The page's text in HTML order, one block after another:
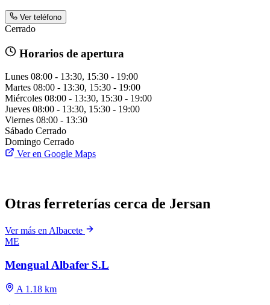
Ver teléfono
Cerrado
Horarios de apertura
Lunes 08:00 - 13:30, 15:30 - 19:00
Martes 08:00 - 13:30, 15:30 - 19:00
Miércoles 08:00 - 13:30, 15:30 - 19:00
Jueves 08:00 - 13:30, 15:30 - 19:00
Viernes 08:00 - 13:30
Sábado Cerrado
Domingo Cerrado
Ver en Google Maps
Otras ferreterías cerca de Jersan
Ver más en Albacete
ME
Mengual Albafer S.L
A 1.18 km